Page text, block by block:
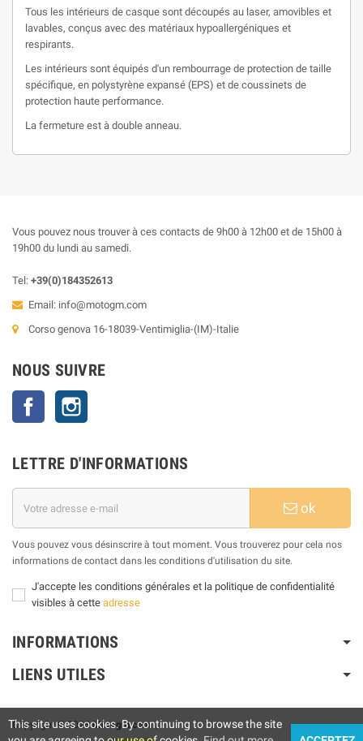
Tous les intérieurs de casque sont découpés au laser, amovibles et
lavables, conçus avec des matériaux hypoallergéniques et
respirants.
Les intérieurs sont équipés d'un rembourrage de protection de taille
spécifique, en polystyrène expansé (EPS) et de coussinets de
protection haute performance.
La fermeture est à double anneau.
Vous pouvez nous trouver à ces contacts de 9h00 à 12h00 et de 15h00 à
19h00 du lundi au samedi.
Tel: +39(0)184352613
Email: info@motogm.com
Corso genova 16-18039-Ventimiglia-(IM)-Italie
NOUS SUIVRE
Facebook
LETTRE D'INFORMATIONS
ok
Vous pouvez vous désinscrire à tout moment. Vous trouverez pour cela nos
informations de contact dans les conditions d'utilisation du site.
J'accepte les conditions générales et la politique de confidentialité
visibles à cette adresse
INFORMATIONS
LIENS UTILES
Copyright © 2025Motogm.com|
This site uses cookies. By continuing to browse the site